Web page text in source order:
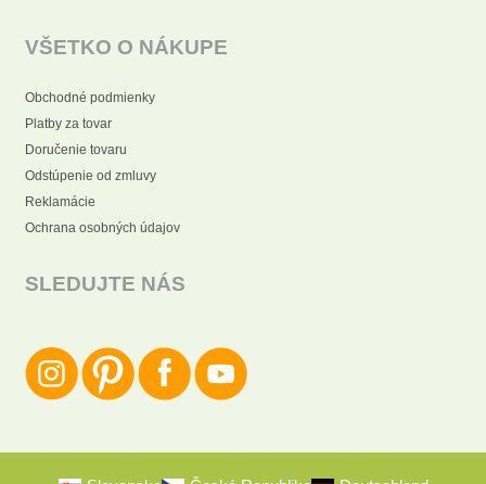
VŠETKO O NÁKUPE
Obchodné podmienky
Platby za tovar
Doručenie tovaru
Odstúpenie od zmluvy
Reklamácie
Ochrana osobných údajov
SLEDUJTE NÁS